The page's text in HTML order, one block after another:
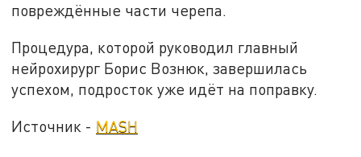
повреждённые части черепа.
Процедура, которой руководил главный
нейрохирург Борис Вознюк, завершилась
успехом, подросток уже идёт на поправку.
Источник - MASH